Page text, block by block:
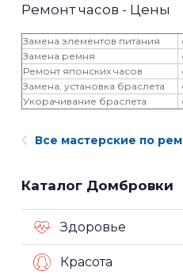
Ремонт часов - Цены
Замена элементов питания
Замена ремня
Ремонт японских часов
Замена, установка браслета
Укорачивание браслета
Все мастерские по
Каталог Домбровки
Здоровье
Красота